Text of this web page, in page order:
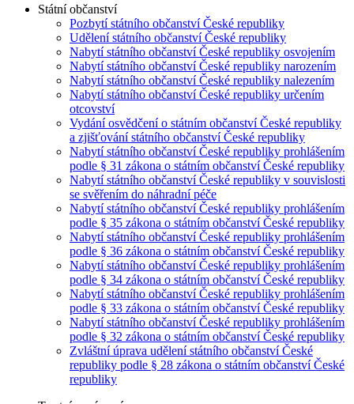
Státní občanství
Pozbytí státního občanství České republiky
Udělení státního občanství České republiky
Nabytí státního občanství České republiky osvojením
Nabytí státního občanství České republiky narozením
Nabytí státního občanství České republiky nalezením
Nabytí státního občanství České republiky určením
otcovství
Vydání osvědčení o státním občanství České republiky
a zjišťování státního občanství České republiky
Nabytí státního občanství České republiky prohlášením
podle § 31 zákona o státním občanství České republiky
Nabytí státního občanství České republiky v souvislosti
se svěřením do náhradní péče
Nabytí státního občanství České republiky prohlášením
podle § 35 zákona o státním občanství České republiky
Nabytí státního občanství České republiky prohlášením
podle § 36 zákona o státním občanství České republiky
Nabytí státního občanství České republiky prohlášením
podle § 34 zákona o státním občanství České republiky
Nabytí státního občanství České republiky prohlášením
podle § 33 zákona o státním občanství České republiky
Nabytí státního občanství České republiky prohlášením
podle § 32 zákona o státním občanství České republiky
Zvláštní úprava udělení státního občanství České
republiky podle § 28 zákona o státním občanství České
republiky